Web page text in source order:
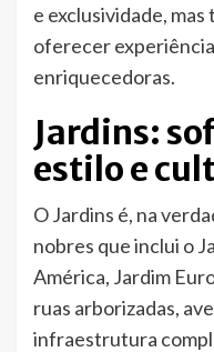
e exclusividade,
oferecer
enriquecedoras.
Jardins:
estilo e
O Jardins é, na
nobres que inclui o
América, Jardim
ruas arborizadas,
infraestrutura